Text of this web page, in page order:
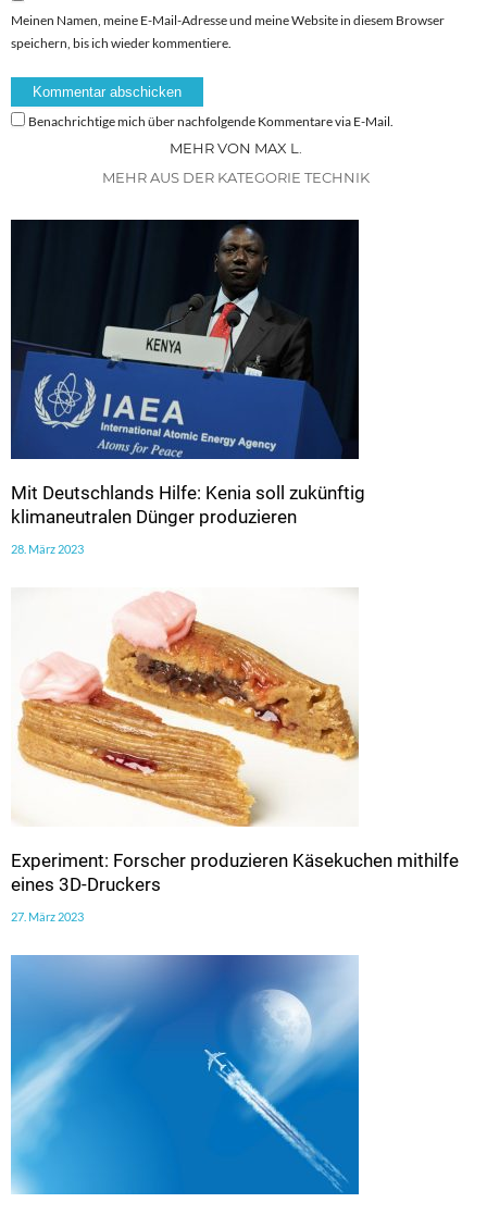
Meinen Namen, meine E-Mail-Adresse und meine Website in diesem Browser
speichern, bis ich wieder kommentiere.
Benachrichtige mich über nachfolgende Kommentare via E-Mail.
MEHR VON MAX L.
MEHR AUS DER KATEGORIE TECHNIK
Mit Deutschlands Hilfe: Kenia soll zukünftig
klimaneutralen Dünger produzieren
28. März 2023
Experiment: Forscher produzieren Käsekuchen mithilfe
eines 3D-Druckers
27. März 2023